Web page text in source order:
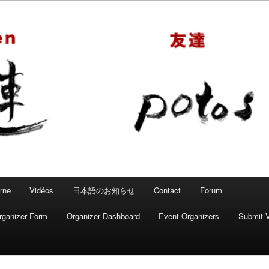
Mahjong convivial
Vidéos 日本語のお知らせ Contact Forum
Form Organizer Dashboard Event Organizers Submit